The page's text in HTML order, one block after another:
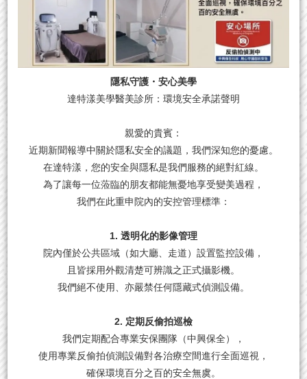
隱私守護・安心美學
達特漾美學醫美診所：環境安全承諾聲明
親愛的貴賓：
近期新聞報導中關於隱私安全的議題，我們深知您的憂慮。
在達特漾，您的安全與隱私是我們服務的絕對紅線。
為了讓每一位蒞臨的朋友都能無憂地享受變美過程，
我們在此重申院內的安控管理標準：
1. 透明化的影像管理
院內僅於公共區域（如大廳、走道）設置監控設備，
且皆採用外觀清楚可辨識之正式攝影機。
我們絕不使用、亦嚴禁任何隱藏式偵測設備。
2. 定期反偷拍巡檢
我們定期配合專業安保團隊（中興保全），
使用專業反偷拍偵測設備對各治療空間進行全面巡視，
確保環境百分之百的安全無虞。